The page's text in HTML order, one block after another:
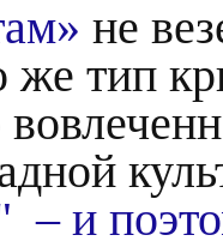
не
тип
– и